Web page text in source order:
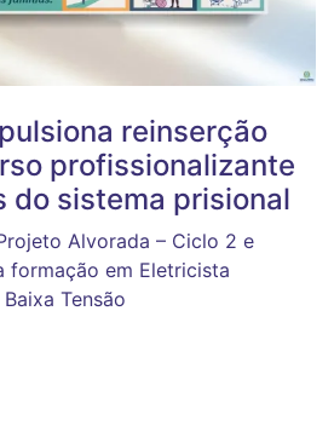
reinserção
profissionalizante
do sistema prisional
Alvorada – Ciclo 2 e
formação em Eletricista
Tensão